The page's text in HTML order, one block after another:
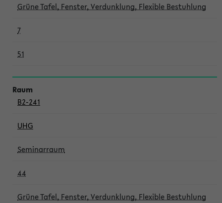
Grüne Tafel, Fenster, Verdunklung, Flexible Bestuhlung
7
51
B2-241
UHG
Seminarraum
44
Grüne Tafel, Fenster, Verdunklung, Flexible Bestuhlung